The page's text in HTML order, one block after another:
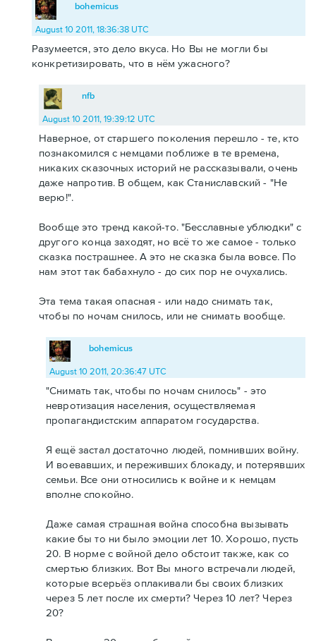
bohemicus
August 10 2011, 18:36:38 UTC
Разумеется, это дело вкуса. Но Вы не могли бы
конкретизировать, что в нём ужасного?
nfb
August 10 2011, 19:39:12 UTC
Наверное, от старшего поколения перешло - те, кто
познакомился с немцами поближе в те времена,
никаких сказочных историй не рассказывали, очень
даже напротив. В общем, как Станиславский - "Не
верю!".
Вообще это тренд какой-то. "Бесславные ублюдки" с
другого конца заходят, но всё то же самое - только
сказка пострашнее. А это не сказка была вовсе. По
нам этот так бабахнуло - до сих пор не очухались.
Эта тема такая опасная - или надо снимать так,
чтобы по ночам снилось, или не снимать вообще.
bohemicus
August 10 2011, 20:36:47 UTC
"Снимать так, чтобы по ночам снилось" - это
невротизация населения, осуществляемая
пропагандистским аппаратом государства.
Я ещё застал достаточно людей, помнивших войну.
И воевавших, и переживших блокаду, и потерявших
семьи. Все они относились к войне и к немцам
вполне спокойно.
Даже самая страшная война способна вызывать
какие бы то ни было эмоции лет 10. Хорошо, пусть
20. В норме с войной дело обстоит также, как со
смертью близких. Вот Вы много встречали людей,
которые всерьёз оплакивали бы своих близких
через 5 лет после их смерти? Через 10 лет? Через
20?